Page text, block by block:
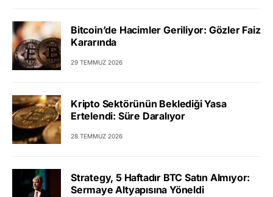
Bitcoin’de Hacimler Geriliyor: Gözler Faiz
Kararında
29 TEMMUZ 2026
Kripto Sektörünün Beklediği Yasa
Ertelendi: Süre Daralıyor
28 TEMMUZ 2026
Strategy, 5 Haftadır BTC Satın Almıyor:
Sermaye Altyapısına Yöneldi